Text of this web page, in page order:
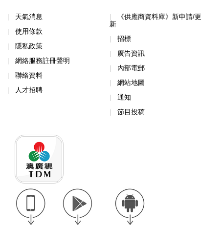
天氣消息
使用條款
隱私政策
網絡服務註冊聲明
聯絡資料
人才招聘
《供應商資料庫》新申請/更
新
招標
廣告資訊
內部電郵
網站地圖
通知
節目投稿